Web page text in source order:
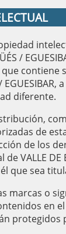
/
contiene
EGUESIBAR,
diferente.
de
de los
VALLE DE
que sea
marcas o
en
protegidos